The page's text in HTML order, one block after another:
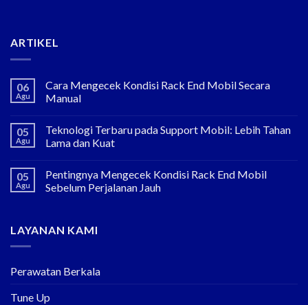
ARTIKEL
06
Agu
Cara Mengecek Kondisi Rack End Mobil Secara
Manual
05
Agu
Teknologi Terbaru pada Support Mobil: Lebih Tahan
Lama dan Kuat
05
Agu
Pentingnya Mengecek Kondisi Rack End Mobil
Sebelum Perjalanan Jauh
LAYANAN KAMI
Perawatan Berkala
Tune Up